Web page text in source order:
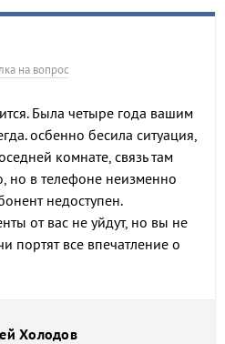
на вопрос
Была четыре года вашим
осбенно бесила ситуация,
комнате, связь там
но в телефоне неизменно
недоступен.
от вас не уйдут, но вы не
портят все впечатление о
Холодов